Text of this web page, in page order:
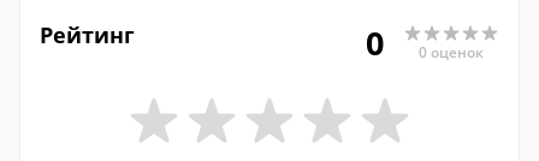
Рейтинг 0 0 оценок